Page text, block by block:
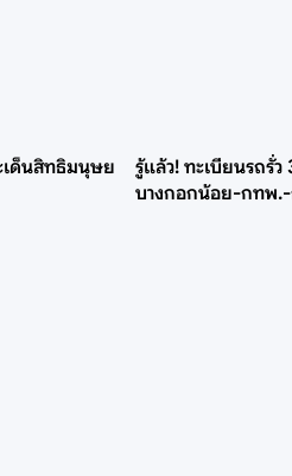
เด็นสิทธิมนุษย
รู้แล้ว! ทะเบียนรถรั่ว
บางกอกน้อย-กทพ.-